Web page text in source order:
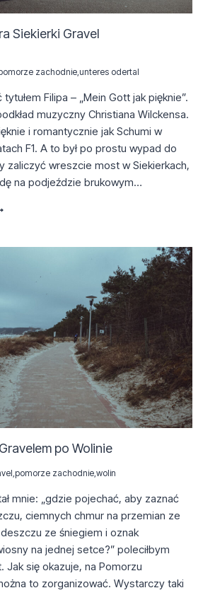
Siekierki Gravel
zachodnie unteres odertal
Filipa – „Mein Gott jak pięknie”.
muzyczny Christiana Wilckensa.
i romantycznie jak Schumi w
F1. A to był po prostu wypad do
zaliczyć wreszcie most w Siekierkach,
na podjeździe brukowym…
po Wolinie
pomorze zachodnie wolin
mnie: „gdzie pojechać, aby zaznać
ciemnych chmur na przemian ze
ze śniegiem i oznak
na jednej setce?” poleciłbym
Jak się okazuje, na Pomorzu
to zorganizować. Wystarczy taki